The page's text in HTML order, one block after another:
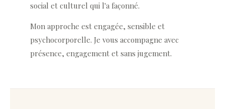
social et culturel qui l'a façonné.
Mon approche est engagée, sensible et
psychocorporelle. Je vous accompagne avec
présence, engagement et sans jugement.